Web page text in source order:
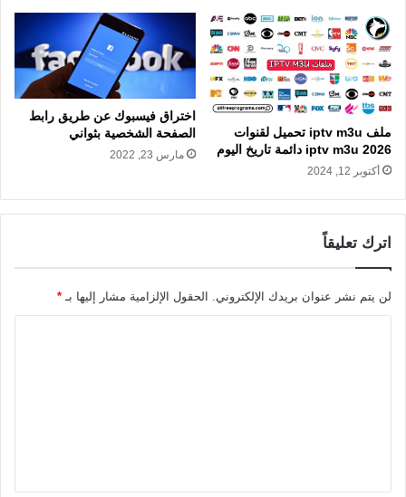
ملف iptv m3u تحميل لقنوات
iptv m3u 2026 دائمة تاريخ اليوم
أكتوبر 12, 2024
اختراق فيسبوك عن طريق رابط
الصفحة الشخصية بثواني
مارس 23, 2022
اترك تعليقاً
لن يتم نشر عنوان بريدك الإلكتروني. الحقول الإلزامية مشار إليها بـ *
ق